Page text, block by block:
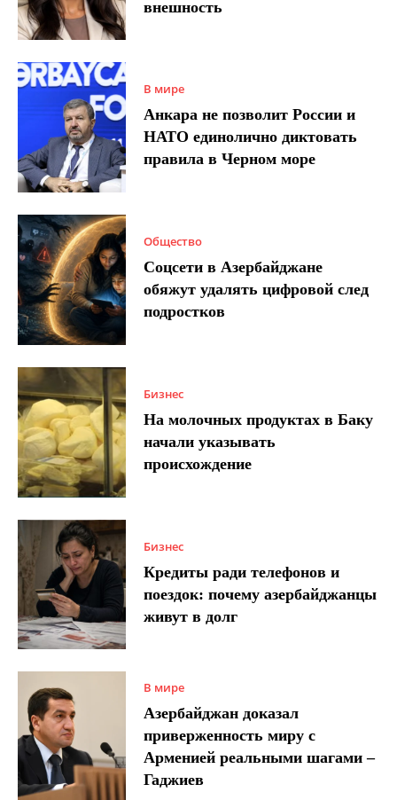
внешность
В мире
Анкара не позволит России и
НАТО единолично диктовать
правила в Черном море
Общество
Соцсети в Азербайджане
обяжут удалять цифровой след
подростков
Бизнес
На молочных продуктах в Баку
начали указывать
происхождение
Бизнес
Кредиты ради телефонов и
поездок: почему азербайджанцы
живут в долг
В мире
Азербайджан доказал
приверженность миру с
Арменией реальными шагами –
Гаджиев